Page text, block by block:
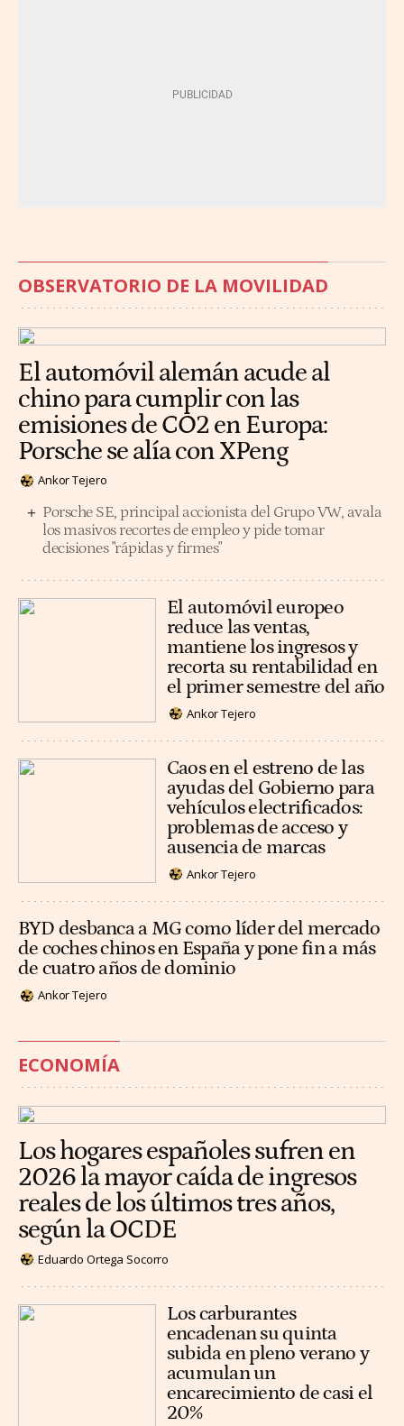
OBSERVATORIO DE LA MOVILIDAD
El automóvil alemán acude al
chino para cumplir con las
emisiones de CO2 en Europa:
Porsche se alía con XPeng
Ankor Tejero
Porsche SE, principal accionista del Grupo VW, avala
los masivos recortes de empleo y pide tomar
decisiones "rápidas y firmes"
El automóvil europeo
reduce las ventas,
mantiene los ingresos y
recorta su rentabilidad en
el primer semestre del año
Ankor Tejero
Caos en el estreno de las
ayudas del Gobierno para
vehículos electrificados:
problemas de acceso y
ausencia de marcas
Ankor Tejero
BYD desbanca a MG como líder del mercado
de coches chinos en España y pone fin a más
de cuatro años de dominio
Ankor Tejero
ECONOMÍA
Los hogares españoles sufren en
2026 la mayor caída de ingresos
reales de los últimos tres años,
según la OCDE
Eduardo Ortega Socorro
Los carburantes
encadenan su quinta
subida en pleno verano y
acumulan un
encarecimiento de casi el
20%